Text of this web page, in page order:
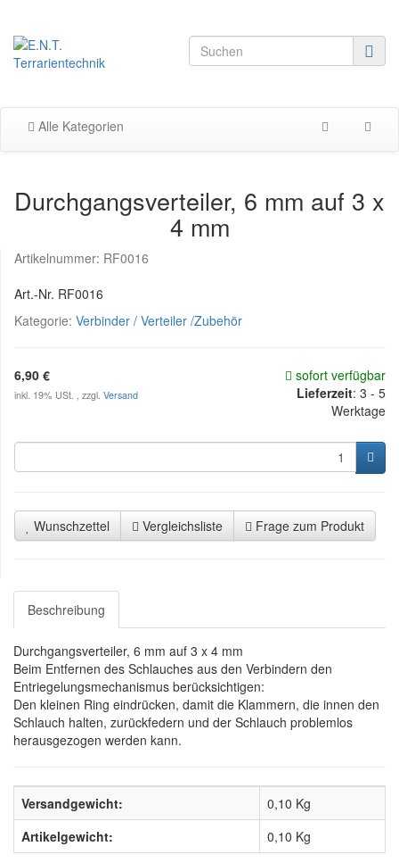
Alle Kategorien
Durchgangsverteiler, 6 mm auf 3 x
4 mm
Artikelnummer: RF0016
Art.-Nr. RF0016
Kategorie: Verbinder / Verteiler /Zubehör
6,90 €
inkl. 19% USt. , zzgl. Versand
sofort verfügbar
Lieferzeit: 3 - 5
Werktage
Wunschzettel Vergleichsliste Frage zum Produkt
Beschreibung
Durchgangsverteiler, 6 mm auf 3 x 4 mm
Beim Entfernen des Schlauches aus den Verbindern den
Entriegelungsmechanismus berücksichtigen:
Den kleinen Ring eindrücken, damit die Klammern, die innen den
Schlauch halten, zurückfedern und der Schlauch problemlos
herausgezogen werden kann.
Versandgewicht:
0,10 Kg
Artikelgewicht:
0,10 Kg